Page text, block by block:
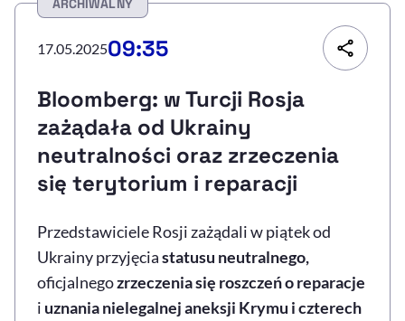
Sprawdź, jak i dlaczego zwiększamy dostępność, otwiera się w nowym
ARCHIWALNY
17.05.202509:35
Bloomberg: w Turcji Rosja
zażądała od Ukrainy
neutralności oraz zrzeczenia
się terytorium i reparacji
Przedstawiciele Rosji zażądali w piątek od
Ukrainy przyjęciastatusu neutralnego,
oficjalnegozrzeczenia się roszczeń o reparacje
i uznania nielegalnej aneksji Krymu i czterech